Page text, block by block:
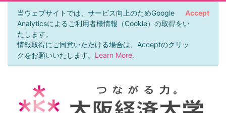
当ウェブサイトでは、サービス向上のためGoogle
Analyticsによるご利用者様情報（Cookie）の取得をい
たします。
情報取得にご同意いただける場合は、Acceptのクリッ
クをお願いいたします。 Learn More.
Accept